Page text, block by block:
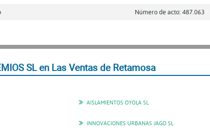
Número de acto: 487.063
SL en Las Ventas de Retamosa
AISLAMIENTOS OYOLA SL
INNOVACIONES URBANAS JAGO SL